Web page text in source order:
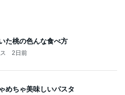
た桃の色んな食べ方
2日前
めちゃ美味しいパスタ